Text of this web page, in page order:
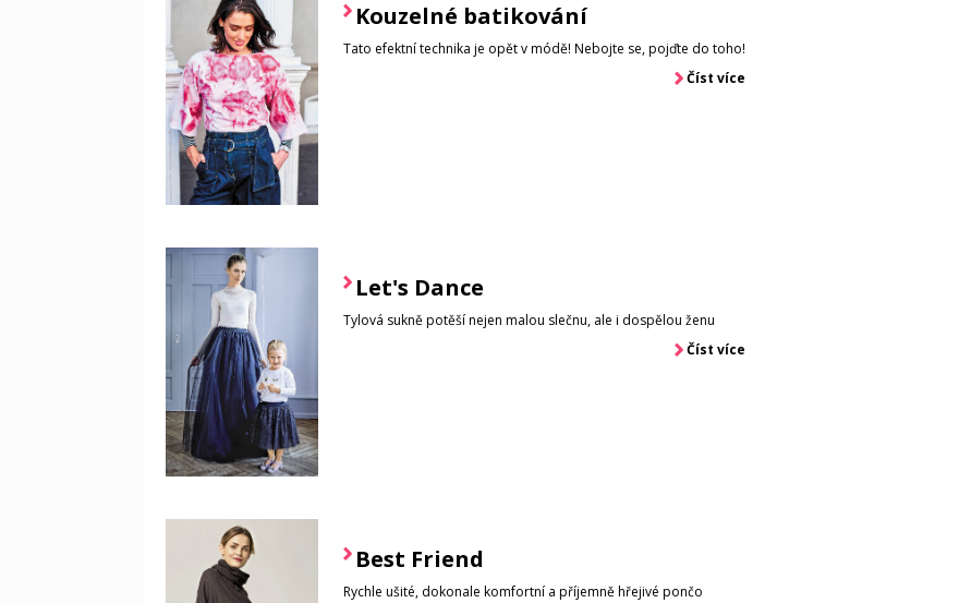
Kouzelné batikování
Tato efektní technika je opět v módě! Nebojte se, pojďte do toho!
Číst více
Let's Dance
Tylová sukně potěší nejen malou slečnu, ale i dospělou ženu
Číst více
Best Friend
Rychle ušité, dokonale komfortní a příjemně hřejivé pončo